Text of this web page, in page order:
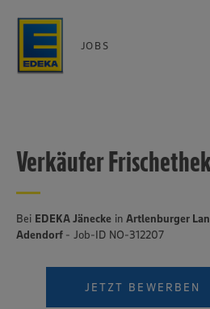
JOBS
Verkäufer
Bei EDEKA Jänecke in Artlenburger
Adendorf - Job-ID NO-312207
JETZT BEWERBEN